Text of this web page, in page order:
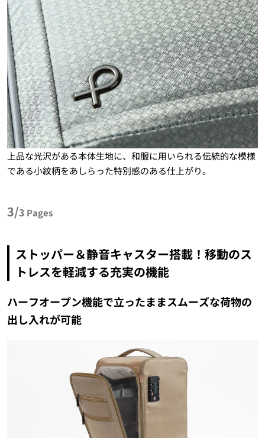
上品な光沢がある本体生地に、和服に用いられる伝統的な模様
である小紋柄をあしらった特別感のある仕上がり。
3/3 Pages
ストッパー＆静音キャスター搭載！移動のス
トレスを軽減する充実の機能
ハーフオープン機能で立ったままスムーズな荷物の
出し入れが可能